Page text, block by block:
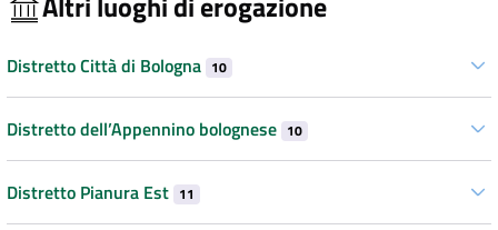
Distretto Città di Bologna 10
Distretto dell’Appennino bolognese 10
Distretto Pianura Est 11